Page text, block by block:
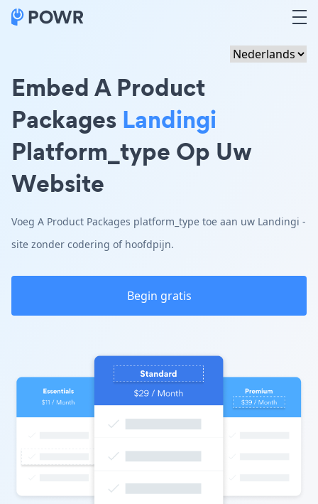
Embed A Product
Packages Landingi
Platform_type Op Uw
Website
Voeg A Product Packages platform_type toe aan uw Landingi -
site zonder codering of hoofdpijn.
Begin gratis